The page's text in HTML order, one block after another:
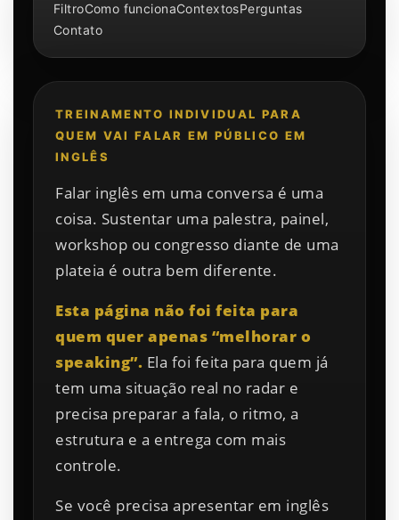
FiltroComo funcionaContextosPerguntas
Contato
TREINAMENTO INDIVIDUAL PARA
QUEM VAI FALAR EM PÚBLICO EM
INGLÊS
Falar inglês em uma conversa é uma
coisa. Sustentar uma palestra, painel,
workshop ou congresso diante de uma
plateia é outra bem diferente.
Esta página não foi feita para
quem quer apenas “melhorar o
speaking”. Ela foi feita para quem já
tem uma situação real no radar e
precisa preparar a fala, o ritmo, a
estrutura e a entrega com mais
controle.
Se você precisa apresentar em inglês